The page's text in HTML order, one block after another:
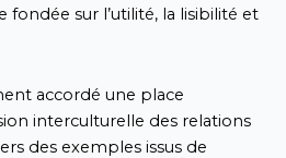
fondée sur l’utilité, la lisibilité et
accordé une place
interculturelle des relations
des exemples issus de